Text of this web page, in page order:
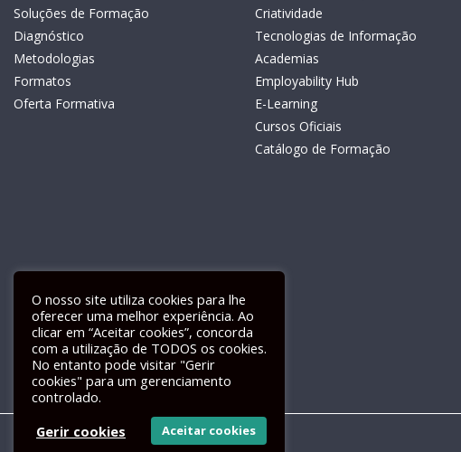
Soluções de Formação
Diagnóstico
Metodologias
Formatos
Oferta Formativa
Criatividade
Tecnologias de Informação
Academias
Employability Hub
E-Learning
Cursos Oficiais
Catálogo de Formação
Livro de Reclamações Electrónico
O nosso site utiliza cookies para lhe
oferecer uma melhor experiência. Ao
clicar em “Aceitar cookies”, concorda
com a utilização de TODOS os cookies.
No entanto pode visitar "Gerir
cookies" para um gerenciamento
controlado.
Gerir cookies
Aceitar cookies